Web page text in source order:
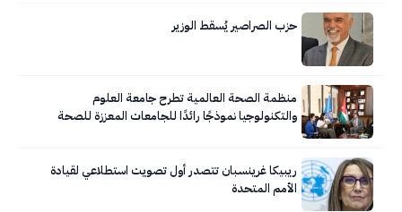
حزب الصراصير يُسقط الوزير
منظمة الصحة العالمية تطرح جامعة العلوم
والتكنولوجيا نموذجًا رائدًا للجامعات المعززة للصحة
ريبيكا غرينسبان تتصدر أول تصويت استطلاعي لقيادة
الأمم المتحدة